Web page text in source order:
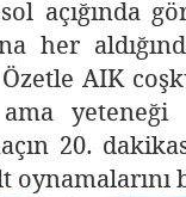
açığında
her
AIK
20.